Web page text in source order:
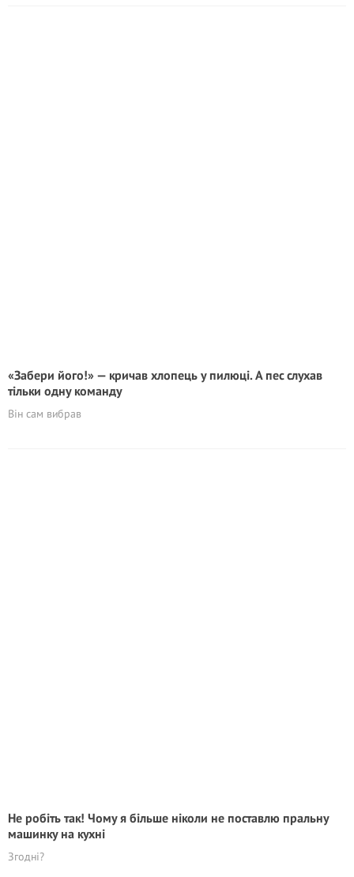
«Забери його!» — кричав хлопець у пилюці. А пес слухав
тільки одну команду
Він сам вибрав
Не робіть так! Чому я більше ніколи не поставлю пральну
машинку на кухні
Згодні?